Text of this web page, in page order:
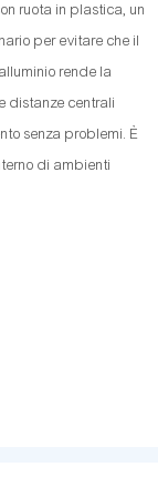
ruota in plastica, un
per evitare che il
rende la
distanze centrali
senza problemi. È
di ambienti